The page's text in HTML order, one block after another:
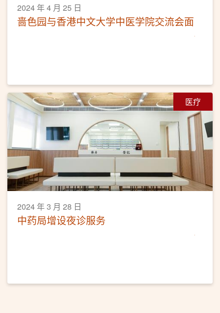
2024 年 4 月 25 日
啬色园与香港中文大学中医学院交流会面
医疗
2024 年 3 月 28 日
中药局增设夜诊服务